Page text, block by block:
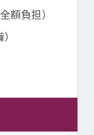
額負担）